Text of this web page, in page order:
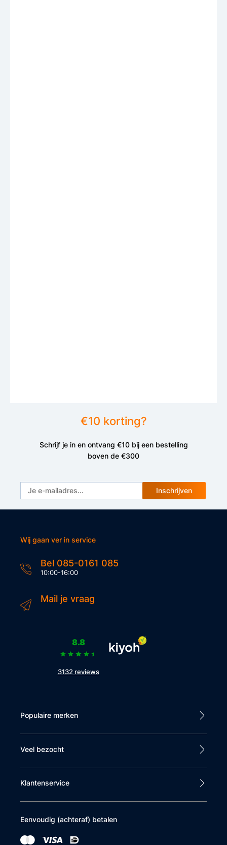
kb-KDFP82
Type
Lengte in cm
Primaire basiskleur
⇄ Vergelijk
Klantbeoordelingen
Dit product heeft nog geen beoordelingen
€10 korting?
Schrijf je in en ontvang €10 bij een bestelling
boven de €300
Inschrijven
Wij gaan ver in service
Bel 085-0161 085
10:00-16:00
Mail je vraag
8.8
3132 reviews
Populaire merken
Veel bezocht
Klantenservice
Eenvoudig (achteraf) betalen